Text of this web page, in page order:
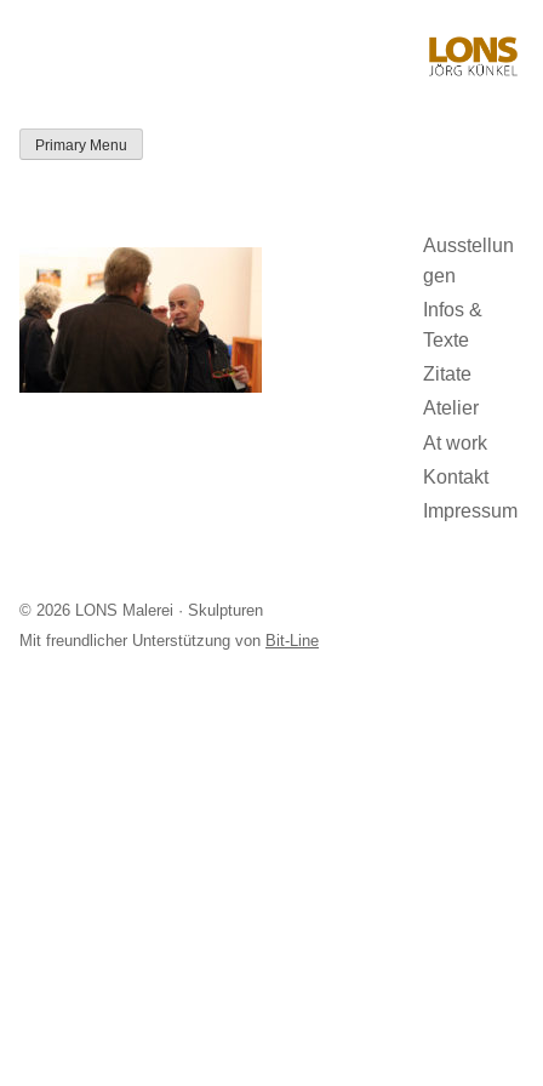
Primary Menu
Ausstellun
gen
Infos &
Texte
Zitate
Atelier
At work
Kontakt
Impressum
© 2026 LONS Malerei · Skulpturen
Mit freundlicher Unterstützung von Bit-Line